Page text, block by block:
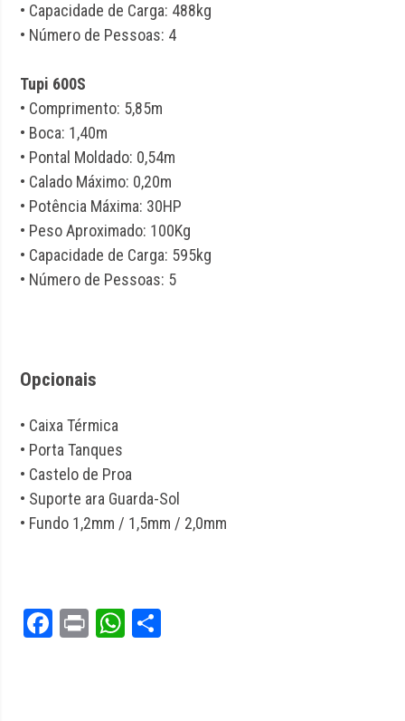
• Capacidade de Carga: 488kg
• Número de Pessoas: 4
Tupi 600S
• Comprimento: 5,85m
• Boca: 1,40m
• Pontal Moldado: 0,54m
• Calado Máximo: 0,20m
• Potência Máxima: 30HP
• Peso Aproximado: 100Kg
• Capacidade de Carga: 595kg
• Número de Pessoas: 5
Opcionais
• Caixa Térmica
• Porta Tanques
• Castelo de Proa
• Suporte ara Guarda-Sol
• Fundo 1,2mm / 1,5mm / 2,0mm
Facebook
PrintWhatsApp